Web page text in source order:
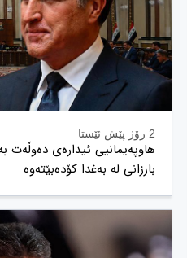
2 رۆژ پێش ئێستا
هاوپەیمانیی ئیدارەی دەوڵەت
بارزانی لە بەغدا کۆدەبێتەوە